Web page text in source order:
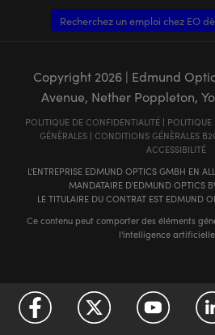
Recherchez un emploi chez EO
Copyright 2026| Edmund
Avenue, Nether Poppleton,
POLITIQUE DE CONFIDENTIALITÉ| POLITIQUE
GÉNÈRALES| CONDITIONS GÉNÈRALES
ACCESSIBILITÉ
L'ENTREPRISE EDMUND OPTICS GMBH EN
MANDATAIRE D'EDMUND OPTICS
LE TITULAIRE DU CONTRAT EST EDMUND
Ce contenu peut comporter des éléments
l'intelligence artificielle